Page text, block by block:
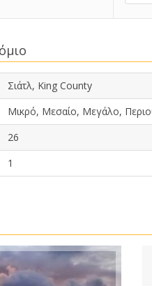
Σιάτλ, King County
Μικρό, Μεσαίο, Μεγάλο,
26
1